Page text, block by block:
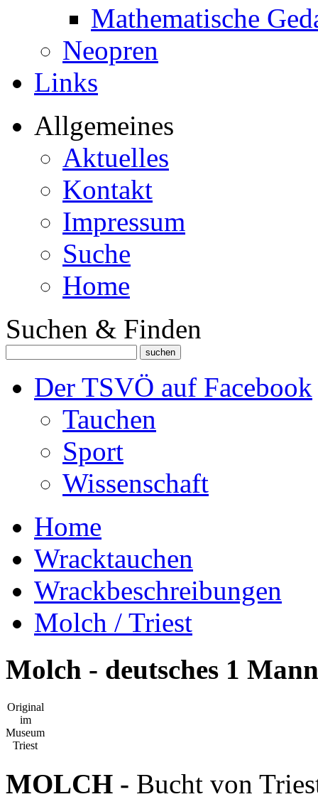
Mathematische
Neopren
Links
Allgemeines
Aktuelles
Kontakt
Impressum
Suche
Home
Suchen & Finden
Der TSVÖ auf Facebook
Tauchen
Sport
Wissenschaft
Home
Wracktauchen
Wrackbeschreibungen
Molch / Triest
Molch - deutsches 1
Original
im
Museum
Triest
MOLCH - Bucht von